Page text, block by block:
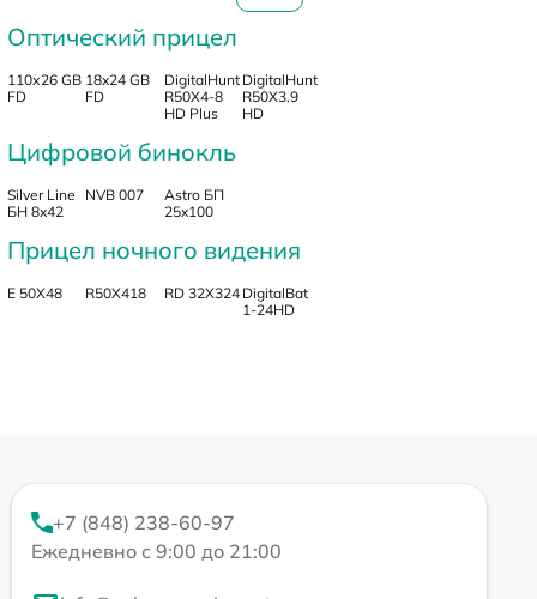
Оптический прицел
110х26 GB
FD
18x24 GB
FD
DigitalHunt
R50X4-8
HD Plus
DigitalHunt
R50X3.9
HD
Цифровой бинокль
Silver Line
БН 8x42
NVB 007
Astro БП
25x100
Прицел ночного видения
E 50X48 R50X418 RD 32X324 DigitalBat
1-24HD
+7 (848) 238-60-97
Ежедневно с 9:00 до 21:00